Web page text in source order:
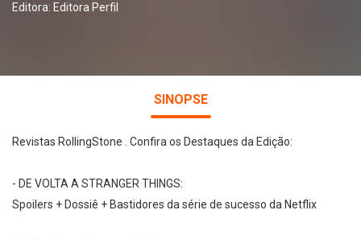
Editora: Editora Perfil
SINOPSE
Revistas RollingStone . Confira os Destaques da Edição:
- DE VOLTA A STRANGER THINGS:
Spoilers + Dossiê + Bastidores da série de sucesso da Netflix